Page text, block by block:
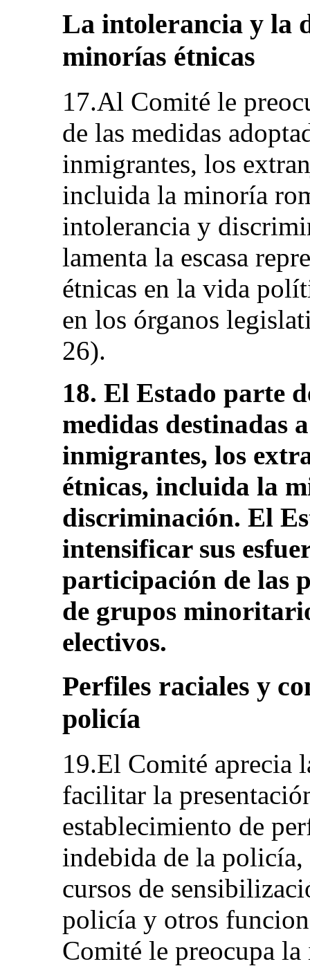
La intolerancia y la
minorías étnicas
17.Al Comité le
de las medidas
inmigrantes, los
incluida la minoría
intolerancia y
lamenta la escasa
étnicas en la vida
en los órganos
26).
18. El Estado parte
medidas destinadas
inmigrantes, los
étnicas, incluida la
discriminación. El
intensificar sus
participación de las
de grupos
electivos.
Perfiles raciales y
policía
19.El Comité aprecia
facilitar la
establecimiento de
indebida de la
cursos de
policía y otros
Comité le preocupa